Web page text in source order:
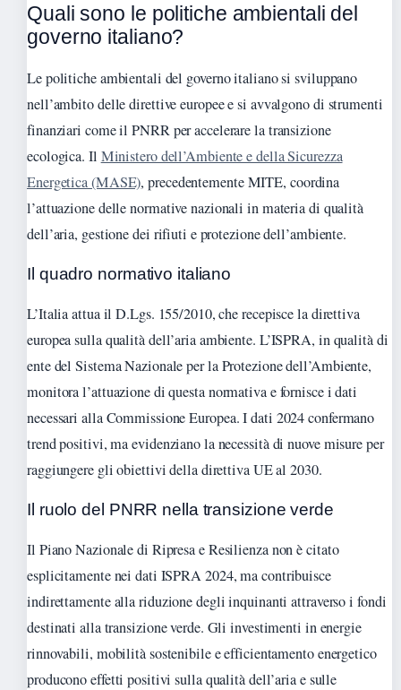
Quali sono le politiche ambientali del
governo italiano?
Le politiche ambientali del governo italiano si sviluppano
nell’ambito delle direttive europee e si avvalgono di strumenti
finanziari come il PNRR per accelerare la transizione
ecologica. Il Ministero dell’Ambiente e della Sicurezza
Energetica (MASE), precedentemente MITE, coordina
l’attuazione delle normative nazionali in materia di qualità
dell’aria, gestione dei rifiuti e protezione dell’ambiente.
Il quadro normativo italiano
L’Italia attua il D.Lgs. 155/2010, che recepisce la direttiva
europea sulla qualità dell’aria ambiente. L’ISPRA, in qualità di
ente del Sistema Nazionale per la Protezione dell’Ambiente,
monitora l’attuazione di questa normativa e fornisce i dati
necessari alla Commissione Europea. I dati 2024 confermano
trend positivi, ma evidenziano la necessità di nuove misure per
raggiungere gli obiettivi della direttiva UE al 2030.
Il ruolo del PNRR nella transizione verde
Il Piano Nazionale di Ripresa e Resilienza non è citato
esplicitamente nei dati ISPRA 2024, ma contribuisce
indirettamente alla riduzione degli inquinanti attraverso i fondi
destinati alla transizione verde. Gli investimenti in energie
rinnovabili, mobilità sostenibile e efficientamento energetico
producono effetti positivi sulla qualità dell’aria e sulle